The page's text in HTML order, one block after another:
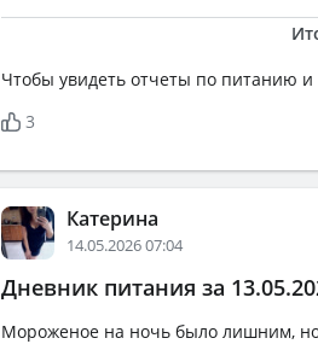
Чтобы увидеть отчеты по питанию и
3
Катерина
14.05.2026 07:04
Дневник питания за
Мороженое на ночь было лишним,